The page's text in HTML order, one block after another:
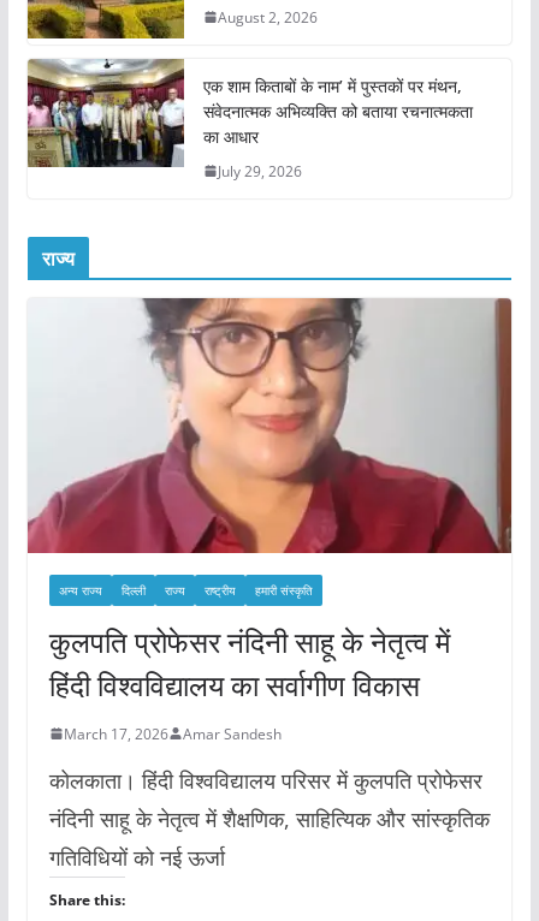
August 2, 2026
एक शाम किताबों के नाम’ में पुस्तकों पर मंथन,
संवेदनात्मक अभिव्यक्ति को बताया रचनात्मकता
का आधार
July 29, 2026
राज्य
अन्य राज्य दिल्ली राज्य राष्ट्रीय हमारी संस्कृति
कुलपति प्रोफेसर नंदिनी साहू के नेतृत्व में
हिंदी विश्वविद्यालय का सर्वागीण विकास
March 17, 2026 Amar Sandesh
कोलकाता। हिंदी विश्वविद्यालय परिसर में कुलपति प्रोफेसर
नंदिनी साहू के नेतृत्व में शैक्षणिक, साहित्यिक और सांस्कृतिक
गतिविधियों को नई ऊर्जा
Share this: